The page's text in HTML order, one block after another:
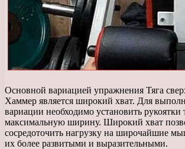
Основной вариацией упражнения Тяга
Хаммер является широкий хват. Для
вариации необходимо установить рукоятки
максимальную ширину. Широкий хват
сосредоточить нагрузку на широчайшие
их более развитыми и выразительными.